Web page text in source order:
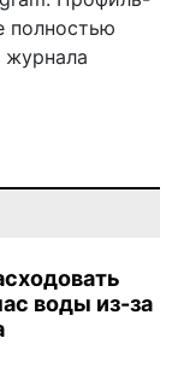
полностью
воды из-за